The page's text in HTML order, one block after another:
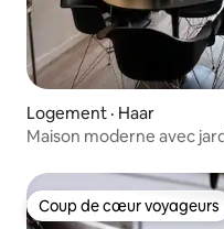
Logement · Haar
Maison moderne avec
Coup de cœur voyageurs
Coup de cœur voyageurs